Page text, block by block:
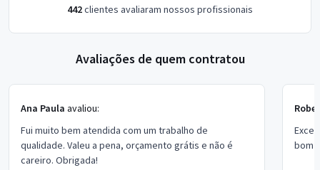
442clientes avaliaram nossos profissionais
Avaliações de quem contratou
Ana Paula avaliou:
Fui muito bem atendida com um trabalho de
qualidade. Valeu a pena, orçamento grátis e não é
careiro. Obrigada!
bom